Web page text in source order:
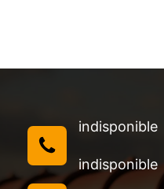
indisponible
indisponible